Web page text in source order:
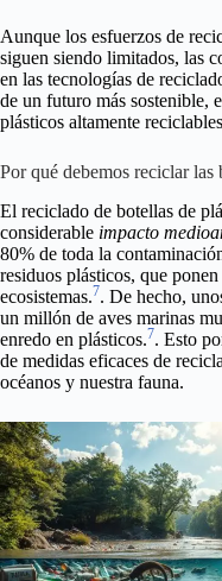
Aunque los esfuerzos de
siguen siendo limitados, las
en las tecnologías de
de un futuro más sostenible,
plásticos altamente
Por qué debemos reciclar las
El reciclado de botellas de
considerable impacto
80% de toda la
residuos plásticos, que
ecosistemas.7. De hecho,
un millón de aves marinas
enredo en plásticos.7. Esto
de medidas eficaces de
océanos y nuestra fauna.